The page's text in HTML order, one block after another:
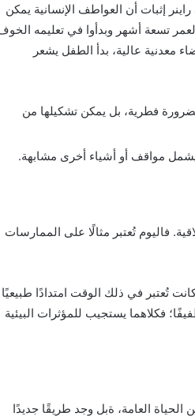
إثبات أن العواطف الإنسانية يمكن
تسعة أشهر وبدأوا في تعليمه
معدنية عالية، بدأ الطفل يشعر
فطرية، بل يمكن تشكيلها من
مواقف أو أشياء أخرى مشابهة.
فاليوم تُعتبر مثالًا على الممارسات
تُعتبر في ذلك الوقت امتدادًا طبيعيًا
فكلاهما يستجيب للمؤثرات البيئية
العامة، ةبل وجد طريقًا جديدًا